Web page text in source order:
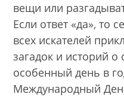
вещи или
Если ответ «да», то
всех искателей
загадок и историй
особенный день в
Международный